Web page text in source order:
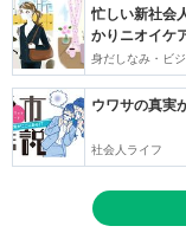
忙しい新社会
かりニオイケ
身だしなみ・ビ
ウワサの真実
社会人ライフ